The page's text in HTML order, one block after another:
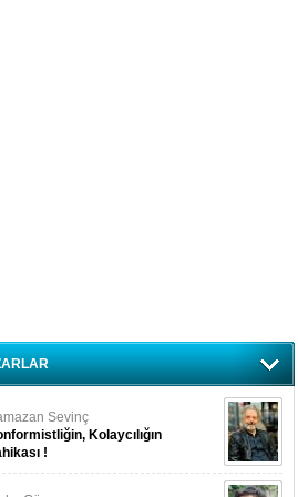
Sevinç
Kolaycılığın
!